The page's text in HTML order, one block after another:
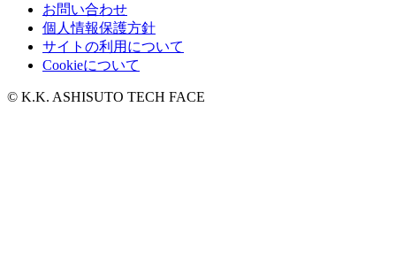
お問い合わせ
個人情報保護方針
サイトの利用について
Cookieについて
© K.K. ASHISUTO TECH FACE